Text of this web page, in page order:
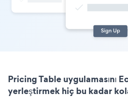
Pricing Table uygulamasını
yerleştirmek hiç bu kadar